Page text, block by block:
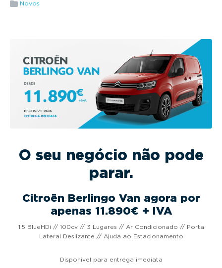
g
o
n
Novos
O seu negócio não pode
parar.
Citroën Berlingo Van agora por
apenas 11.890€ + IVA
1.5 BlueHDi // 100cv // 3 Lugares // Ar Condicionado // Porta
Lateral Deslizante // Ajuda ao Estacionamento
Disponível para entrega imediata